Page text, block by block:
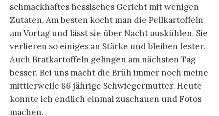
schmackhaftes hessisches Gericht mit wenigen
Zutaten. Am besten kocht man die Pellkartoffeln
am Vortag und lässt sie über Nacht auskühlen. Sie
verlieren so einiges an Stärke und bleiben fester.
Auch Bratkartoffeln gelingen am nächsten Tag
besser. Bei uns macht die Brüh immer noch meine
mittlerweile 86 jährige Schwiegermutter. Heute
konnte ich endlich einmal zuschauen und Fotos
machen.